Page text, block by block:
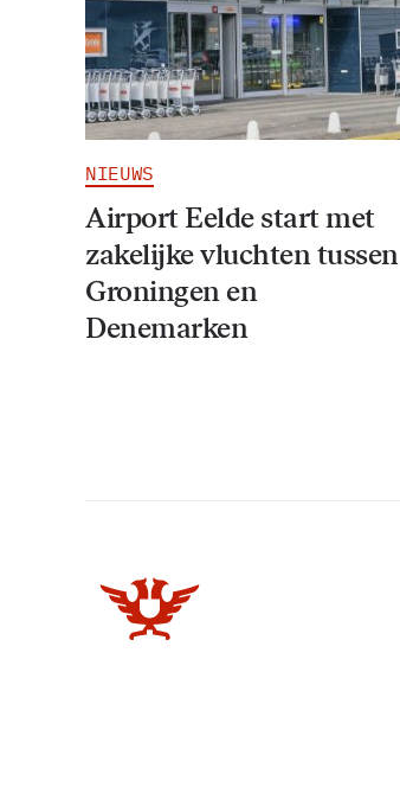
NIEUWS
Airport Eelde start met
zakelijke vluchten tussen
Groningen en
Denemarken